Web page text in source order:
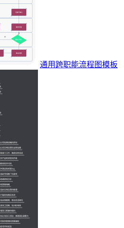
通用跨职能流程图模板